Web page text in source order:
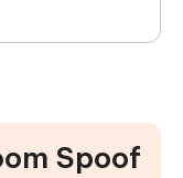
Spoof